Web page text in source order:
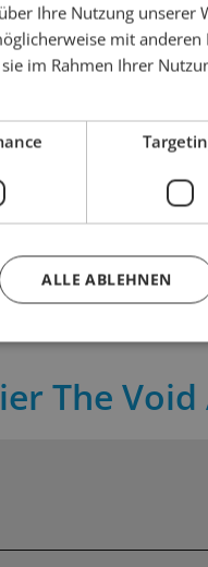
hell
33 cl
The
Ihre Nutzung unserer
mit
im Rahmen Ihrer
ALLE ABLEHNEN